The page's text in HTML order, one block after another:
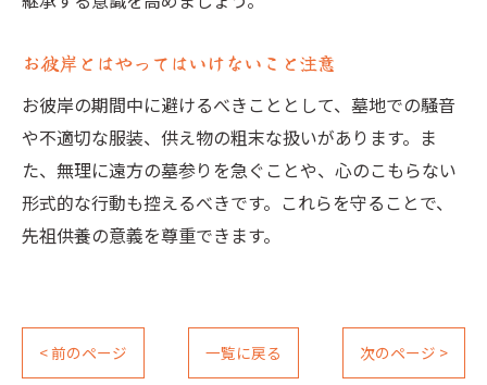
お彼岸とはやってはいけないこと注意
お彼岸の期間中に避けるべきこととして、墓地での騒音
や不適切な服装、供え物の粗末な扱いがあります。ま
た、無理に遠方の墓参りを急ぐことや、心のこもらない
形式的な行動も控えるべきです。これらを守ることで、
先祖供養の意義を尊重できます。
< 前のページ 一覧に戻る 次のページ >